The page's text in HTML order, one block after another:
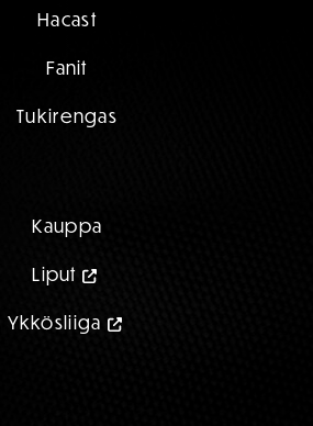
Hacast
Fanit
Tukirengas
Kauppa
Liput
Ykkösliiga